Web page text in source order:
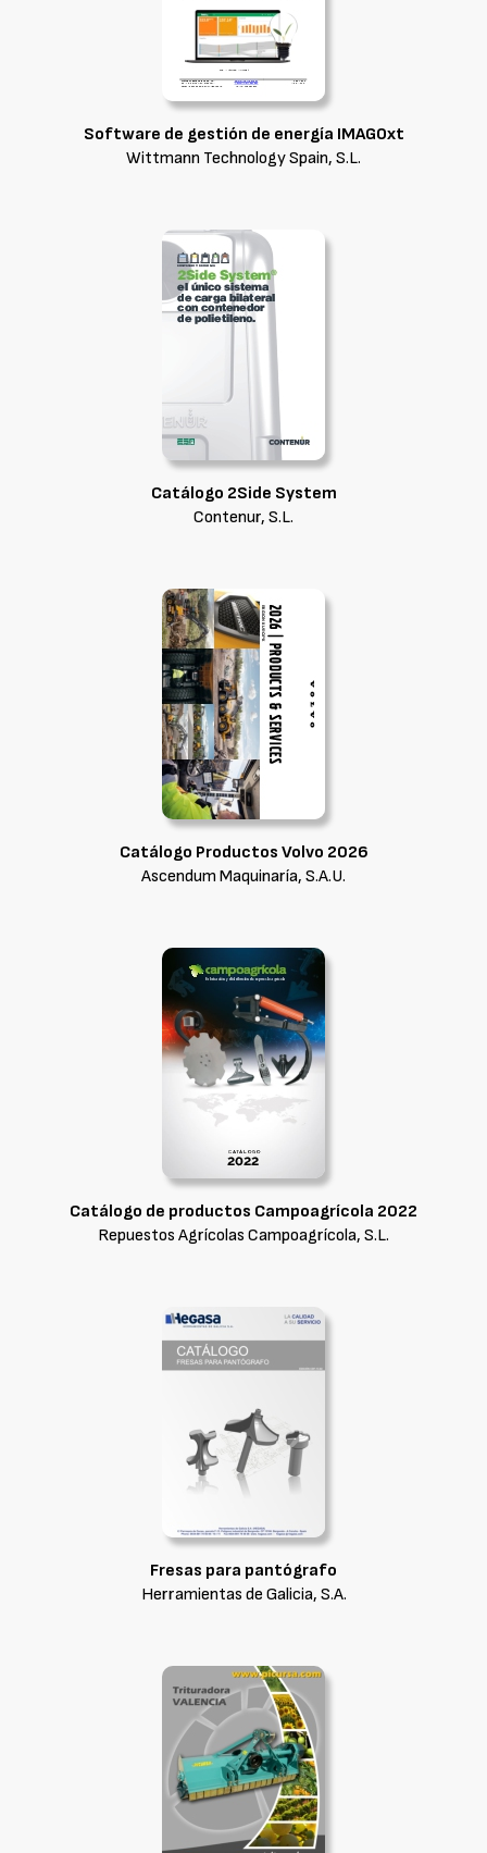
Software de gestión de energía IMAGOxt
Wittmann Technology Spain, S.L.
Catálogo 2Side System
Contenur, S.L.
Catálogo Productos Volvo 2026
Ascendum Maquinaría, S.A.U.
Catálogo de productos Campoagrícola 2022
Repuestos Agrícolas Campoagrícola, S.L.
Fresas para pantógrafo
Herramientas de Galicia, S.A.